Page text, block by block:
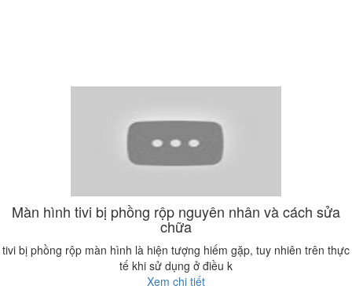
Màn hình tivi bị phồng rộp nguyên nhân và cách sửa
chữa
tivi bị phồng rộp màn hình là hiện tượng hiếm gặp, tuy nhiên trên thực
tế khi sử dụng ở điều k
Xem chi tiết